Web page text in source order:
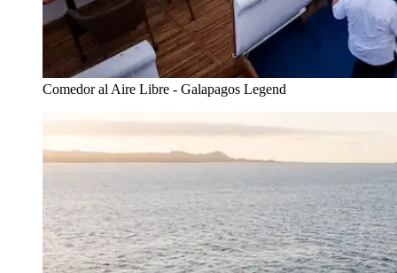
Comedor al Aire Libre - Galapagos Legend